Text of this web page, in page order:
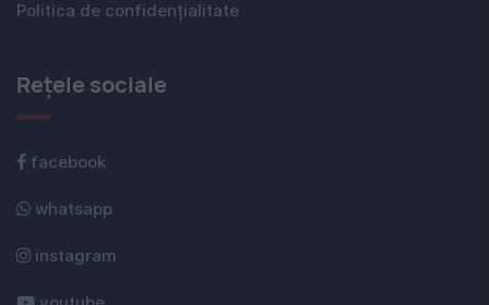
Politica de confidențialitate
Rețele sociale
facebook
whatsapp
instagram